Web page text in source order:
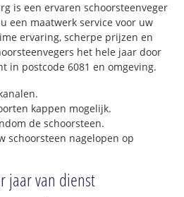
is een ervaren schoorsteenveger
een maatwerk service voor uw
ervaring, scherpe prijzen en
het hele jaar door
in postcode 6081 en omgeving.
kappen mogelijk.
de schoorsteen.
schoorsteen nagelopen op
jaar van dienst